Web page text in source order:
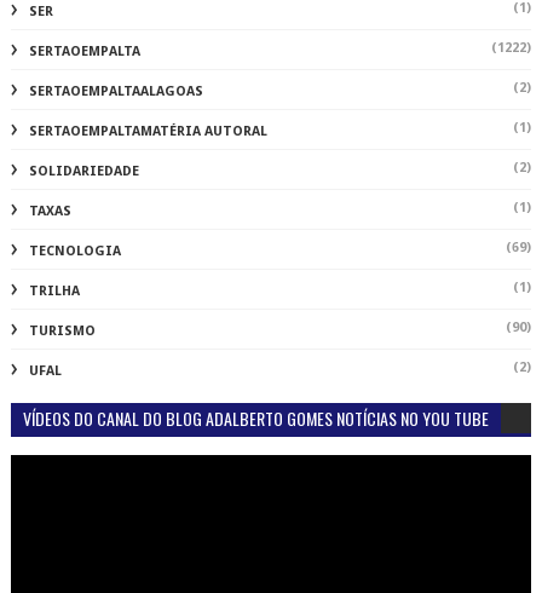
SER (1)
SERTAOEMPALTA (1222)
SERTAOEMPALTAALAGOAS (2)
SERTAOEMPALTAMATÉRIA AUTORAL (1)
SOLIDARIEDADE (2)
TAXAS (1)
TECNOLOGIA (69)
TRILHA (1)
TURISMO (90)
UFAL (2)
VÍDEOS DO CANAL DO BLOG ADALBERTO GOMES NOTÍCIAS NO YOU TUBE